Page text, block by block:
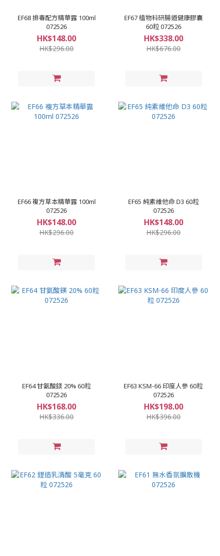
EF68 排毒配方精華露 100ml
072526
HK$148.00
HK$296.00
EF67 植物科研腸道健康膠囊
60粒 072526
HK$338.00
HK$676.00
EF66 複方草本精華露 100ml
072526
HK$148.00
HK$296.00
EF65 純素維他命 D3 60粒
072526
HK$148.00
HK$296.00
EF64 甘氨酸鎂 20% 60粒
072526
HK$168.00
HK$336.00
EF63 KSM-66 印度人參 60粒
072526
HK$198.00
HK$396.00